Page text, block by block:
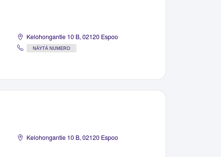
Kelohongantie 10 B, 02120 Espoo
NÄYTÄ NUMERO
Kelohongantie 10 B, 02120 Espoo